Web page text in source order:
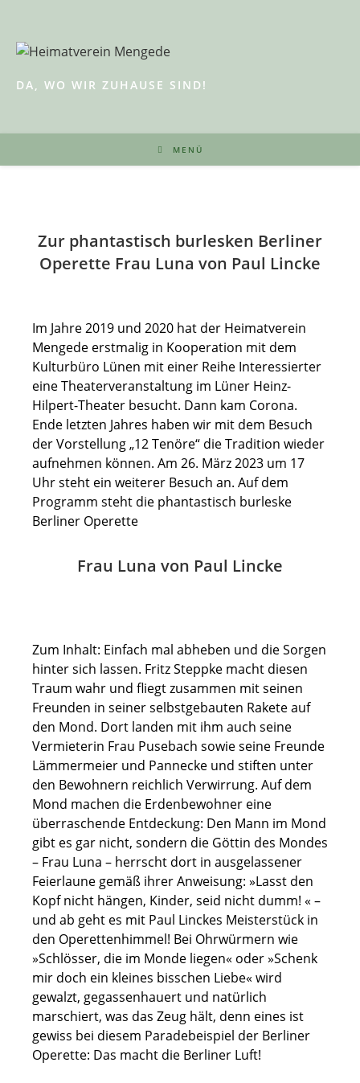
springen
DA, WO WIR ZUHAUSE SIND!
MENÜ
Zur phantastisch burlesken Berliner
Operette Frau Luna von Paul Lincke
Im Jahre 2019 und 2020 hat der Heimatverein
Mengede erstmalig in Kooperation mit dem
Kulturbüro Lünen mit einer Reihe Interessierter
eine Theaterveranstaltung im Lüner Heinz-
Hilpert-Theater besucht. Dann kam Corona.
Ende letzten Jahres haben wir mit dem Besuch
der Vorstellung „12 Tenöre“ die Tradition wieder
aufnehmen können. Am 26. März 2023 um 17
Uhr steht ein weiterer Besuch an. Auf dem
Programm steht die phantastisch burleske
Berliner Operette
Frau Luna von Paul Lincke
Zum Inhalt: Einfach mal abheben und die Sorgen
hinter sich lassen. Fritz Steppke macht diesen
Traum wahr und fliegt zusammen mit seinen
Freunden in seiner selbstgebauten Rakete auf
den Mond. Dort landen mit ihm auch seine
Vermieterin Frau Pusebach sowie seine Freunde
Lämmermeier und Pannecke und stiften unter
den Bewohnern reichlich Verwirrung. Auf dem
Mond machen die Erdenbewohner eine
überraschende Entdeckung: Den Mann im Mond
gibt es gar nicht, sondern die Göttin des Mondes
– Frau Luna – herrscht dort in ausgelassener
Feierlaune gemäß ihrer Anweisung: »Lasst den
Kopf nicht hängen, Kinder, seid nicht dumm! « –
und ab geht es mit Paul Linckes Meisterstück in
den Operettenhimmel! Bei Ohrwürmern wie
»Schlösser, die im Monde liegen« oder »Schenk
mir doch ein kleines bisschen Liebe« wird
gewalzt, gegassenhauert und natürlich
marschiert, was das Zeug hält, denn eines ist
gewiss bei diesem Paradebeispiel der Berliner
Operette: Das macht die Berliner Luft!